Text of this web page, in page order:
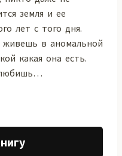
земля и ее
лет с того дня.
живешь в аномальной
какая она есть.